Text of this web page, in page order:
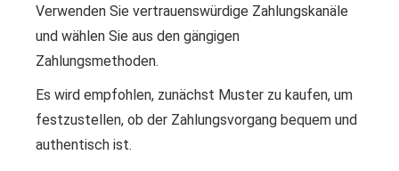
Verwenden Sie vertrauenswürdige Zahlungskanäle
und wählen Sie aus den gängigen
Zahlungsmethoden.
Es wird empfohlen, zunächst Muster zu kaufen, um
festzustellen, ob der Zahlungsvorgang bequem und
authentisch ist.